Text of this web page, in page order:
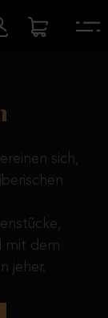
sich,
mit dem
jeher.